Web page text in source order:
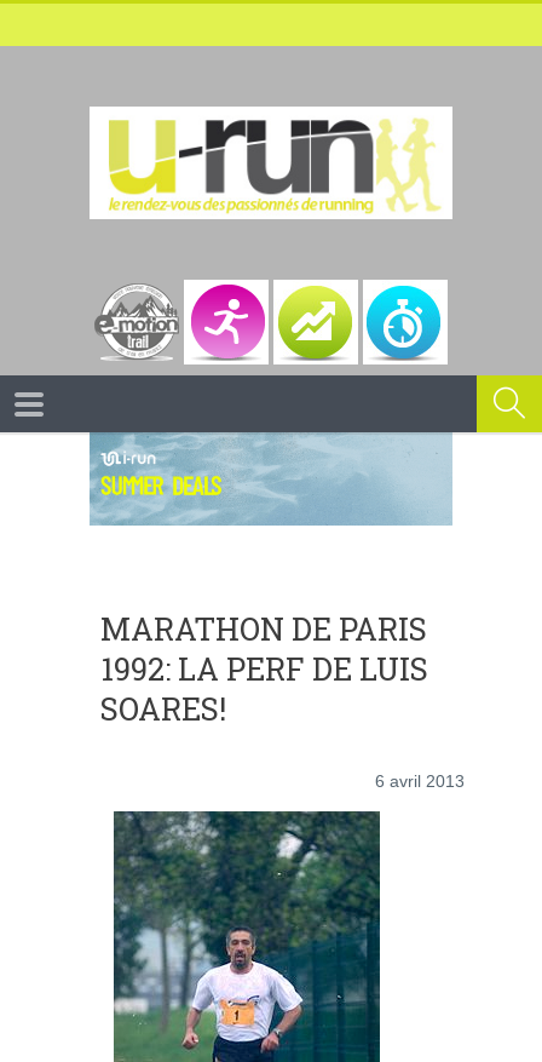
MARATHON DE PARIS
1992: LA PERF DE LUIS
SOARES!
6 avril 2013